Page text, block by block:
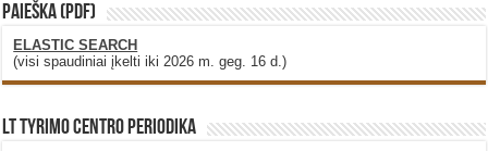
PAIEŠKA (PDF)
ELASTIC SEARCH
(visi spaudiniai įkelti iki 2026 m. geg. 16 d.)
LT Tyrimo Centro Periodika